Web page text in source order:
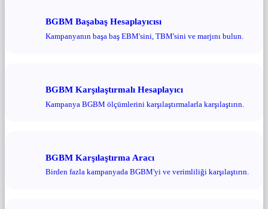
BGBM Başabaş Hesaplayıcısı
Kampanyanın başa baş EBM'sini, TBM'sini ve marjını bulun.
BGBM Karşılaştırmalı Hesaplayıcı
Kampanya BGBM ölçümlerini karşılaştırmalarla karşılaştırın.
BGBM Karşılaştırma Aracı
Birden fazla kampanyada BGBM'yi ve verimliliği karşılaştırın.